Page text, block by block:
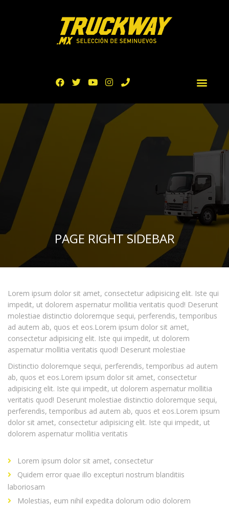
PAGE RIGHT SIDEBAR
Lorem ipsum dolor sit amet, consectetur adipisicing elit. Iste qui
impedit, ut dolorem aspernatur mollitia veritatis quod! Deserunt
molestiae distinctio doloremque sequi, perferendis, temporibus
ad autem ab, quos et eos.Lorem ipsum dolor sit amet,
consectetur adipisicing elit. Iste qui impedit, ut dolorem
aspernatur mollitia veritatis quod! Deserunt molestiae
Distinctio doloremque sequi, perferendis, temporibus ad autem
ab, quos et eos.Lorem ipsum dolor sit amet, consectetur
adipisicing elit. Iste qui impedit, ut dolorem aspernatur mollitia
veritatis quod! Deserunt molestiae distinctio doloremque sequi,
perferendis, temporibus ad autem ab, quos et eos.Lorem ipsum
dolor sit amet, consectetur adipisicing elit. Iste qui impedit, ut
dolorem aspernatur mollitia veritatis
Lorem ipsum dolor sit amet, consectetur
Quidem error quae illo excepturi nostrum blanditiis
laboriosam
Molestias, eum nihil expedita dolorum odio dolorem